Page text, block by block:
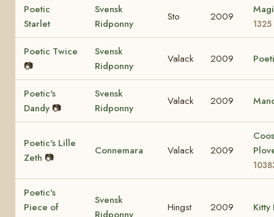
Poetic
Starlet
Svensk
Ridponny
Sto 2009
1325
Poetic Twice
📷
Svensk
Ridponny
Valack 2009
Poetic's
Dandy 📷
Svensk
Ridponny
Valack 2009
Poetic's Lille
Zeth 📷
Connemara Valack 2009
Poetic's
Piece of
Svensk
Ridponny
Hingst 2009 Kitty